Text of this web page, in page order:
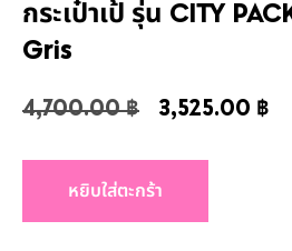
กระเป๋าเป้ รุ่น CITY
Gris
4,700.00฿ 3,525.00 ฿
หยิบใส่ตะกร้า